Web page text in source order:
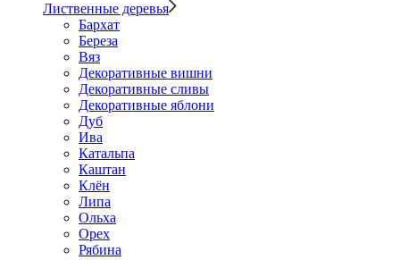
Лиственные деревья
Бархат
Береза
Вяз
Декоративные вишни
Декоративные сливы
Декоративные яблони
Дуб
Ива
Катальпа
Каштан
Клён
Липа
Ольха
Орех
Рябина